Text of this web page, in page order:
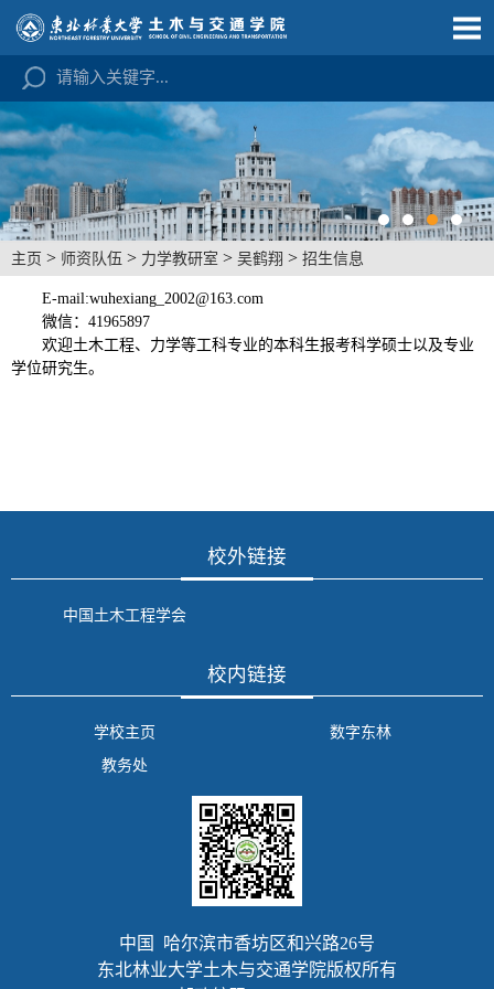
主页 > 师资队伍 > 力学教研室 > 吴鹤翔 > 招生信息
E-mail:wuhexiang_2002@163.com
微信：41965897
欢迎土木工程、力学等工科专业的本科生报考科学硕士以及专业
学位研究生。
校外链接
中国土木工程学会
校内链接
学校主页
数字东林
教务处
中国 哈尔滨市香坊区和兴路26号
东北林业大学土木与交通学院版权所有